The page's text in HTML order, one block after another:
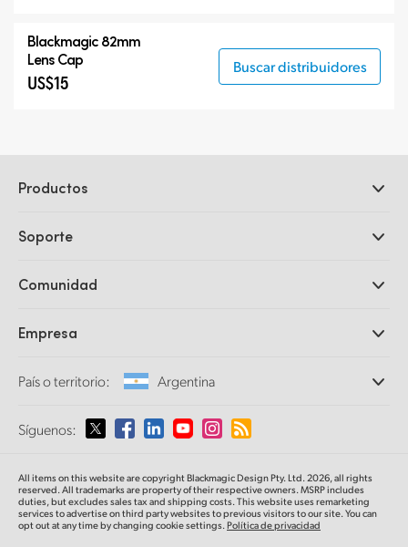
Blackmagic 82mm
Lens Cap
US$15
Buscar distribuidores
Productos
DaVinci Resolve y Fusion
Ultimatte
Captura y reproducción
Conversión de formatos
Supervisión
Almacenamiento en redes
Direccionamiento y distribución
Transmisión y codificación
Soporte
Centro de soporte técnico
Comunidad
Empresa
Perfil empresarial
Medios
País o territorio: Argentina
Selecciona un país o territorio
Australia
Síguenos:
All items on this website are copyright Blackmagic Design Pty. Ltd. 2026, all rights
reserved. All trademarksare propertyof their respective owners. MSRP includes
duties, but excludes sales tax and shipping costs.This website uses remarketing
services to advertise on third party websites to previous visitors to our site.You can
opt out at any time by changing cookie settings.Política de privacidad